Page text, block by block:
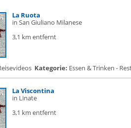
La Ruota
in San Giuliano Milanese
3,1 km entfernt
Kategorie: Essen & Trinken -
La Viscontina
in Linate
3,1 km entfernt